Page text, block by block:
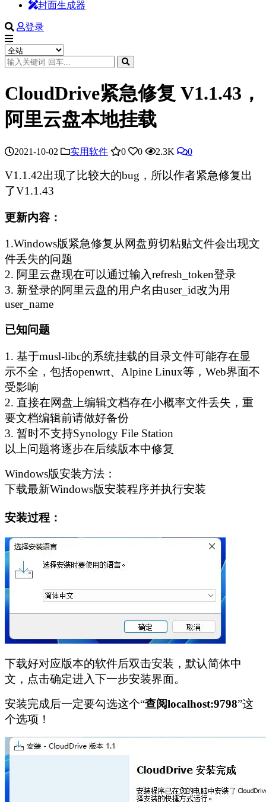
封面生成器
登录
CloudDrive紧急修复 V1.1.43，
阿里云盘本地挂载
2021-10-02 实用软件 0 0 2.3K 0
V1.1.42出现了比较大的bug，所以作者紧急修复出
了V1.1.43
更新内容：
1.Windows版紧急修复从网盘剪切粘贴文件会出现文
件丢失的问题
2. 阿里云盘现在可以通过输入refresh_token登录
3. 新登录的阿里云盘的用户名由user_id改为用
user_name
已知问题
1. 基于musl-libc的系统挂载的目录文件可能存在显
示不全，包括openwrt、Alpine Linux等，Web界面不
受影响
2. 直接在网盘上编辑文档存在小概率文件丢失，重
要文档编辑前请做好备份
3. 暂时不支持Synology File Station
以上问题将逐步在后续版本中修复
Windows版安装方法：
下载最新Windows版安装程序并执行安装
安装过程：
下载好对应版本的软件后双击安装，默认简体中
文，点击确定进入下一步安装界面。
安装完成后一定要勾选这个“查阅localhost:9798”这
个选项！